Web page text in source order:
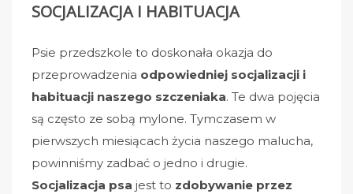
SOCJALIZACJA I HABITUACJA
Psie przedszkole to doskonała okazja do
przeprowadzenia odpowiedniej socjalizacji i
habituacji naszego szczeniaka. Te dwa pojęcia
są często ze sobą mylone. Tymczasem w
pierwszych miesiącach życia naszego malucha,
powinniśmy zadbać o jedno i drugie.
Socjalizacja psa jest to zdobywanie przez